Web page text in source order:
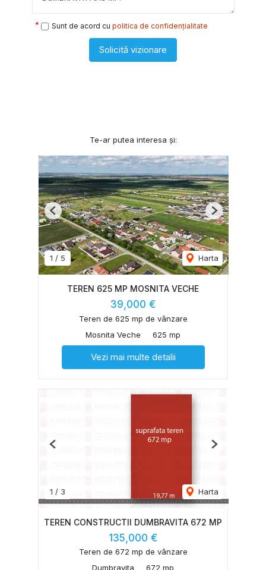
Sunt de acord cu politica de confidențialitate
Solicită vizionare
Te-ar putea interesa și:
1 / 5 Harta
Previous Next
TEREN 625 MP MOSNITA VECHE
39,000 €
Teren de 625 mp de vânzare
Mosnita Veche
625 mp
Vezi mai multe detalii
1 / 3 Harta
Previous Next
TEREN CONSTRUCTII DUMBRAVITA 672 MP
135,000 €
Teren de 672 mp de vânzare
Dumbravita
672 mp